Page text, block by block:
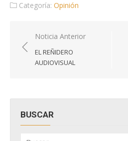
Categoría: Opinión
Navegación
de
entradas
Noticia Anterior
EL REÑIDERO
AUDIOVISUAL
BUSCAR